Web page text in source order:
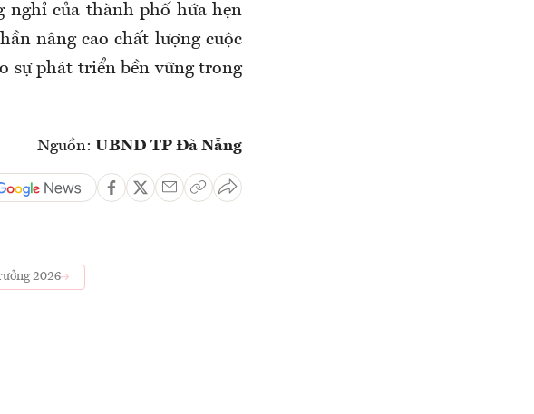
nghỉ của thành phố hứa hẹn
nâng cao chất lượng cuộc
sự phát triển bền vững trong
Nguồn: UBND TP Đà Nẵng
2026